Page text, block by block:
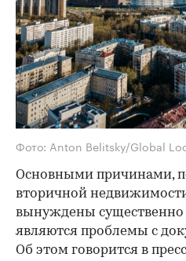
Фото: Anton Belitsky/Global
Основными причинами,
вторичной
вынуждены
являются проблемы с
Об этом говорится в